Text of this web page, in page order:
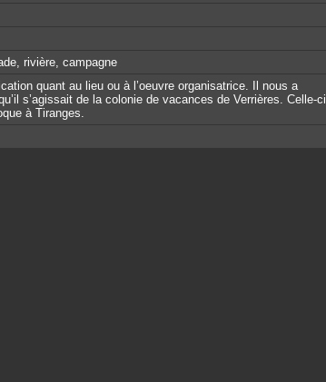
rivière, campagne
quant au lieu ou à l’oeuvre organisatrice. Il nous a
s’agissait de la colonie de vacances de Verrières. Celle-ci
à Tiranges.